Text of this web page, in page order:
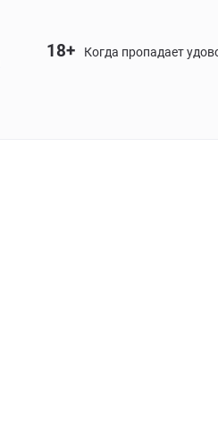
18+ Когда пропадает